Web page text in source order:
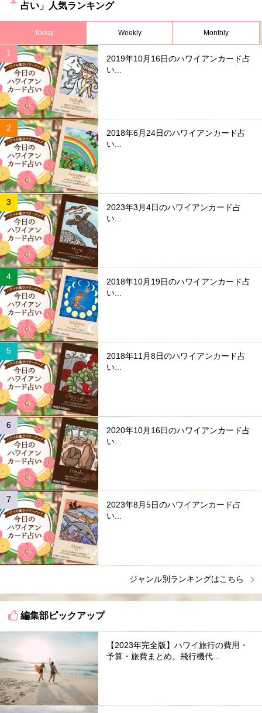
占い」人気ランキング
Today Weekly Monthly
2019年10月16日のハワイアンカード占
い...
2018年6月24日のハワイアンカード占
い...
2023年3月4日のハワイアンカード占
い...
2018年10月19日のハワイアンカード占
い...
2018年11月8日のハワイアンカード占
い...
2020年10月16日のハワイアンカード占
い...
2023年8月5日のハワイアンカード占
い...
ジャンル別ランキングはこちら
編集部ピックアップ
【2023年完全版】ハワイ旅行の費用・
予算・旅費まとめ。飛行機代...